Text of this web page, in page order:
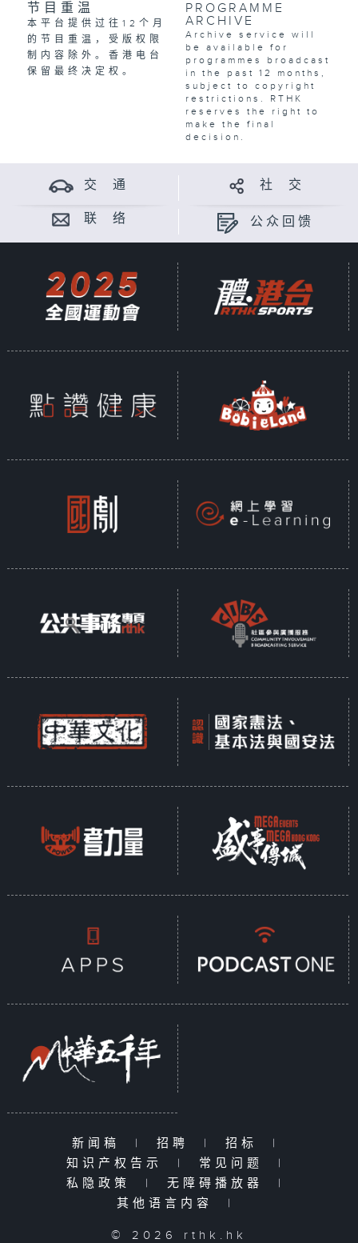
节目重温
本平台提供过往12个月
的节目重温，受版权限
制内容除外。香港电台
保留最终决定权。
PROGRAMME
ARCHIVE
Archive service will
be available for
programmes broadcast
in the past 12 months,
subject to copyright
restrictions. RTHK
reserves the right to
make the final
decision.
交 通 社 交
联 络 公众回馈
新闻稿 | 招聘 | 招标
|
知识产权告示
| 常见问题
|
私隐政策
| 无障碍播放器
|
其他语言内容
|
© 2026 rthk.hk